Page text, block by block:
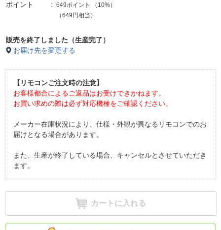
ポイント 649ポイント （ 10%）
（649円相当）
販売を終了しました（生産完了）
お届け先を変更する
【リモコンご注文時の注意】
お客様都合によるご返品はお受けできかねます。
お買い求めの際は必ず対応機種をご確認ください。
メーカー在庫状況により、仕様・外観が異なるリモコンでのお
届けとなる場合があります。
また、生産が終了している場合、キャンセルとさせていただき
ます。
カートに入れる